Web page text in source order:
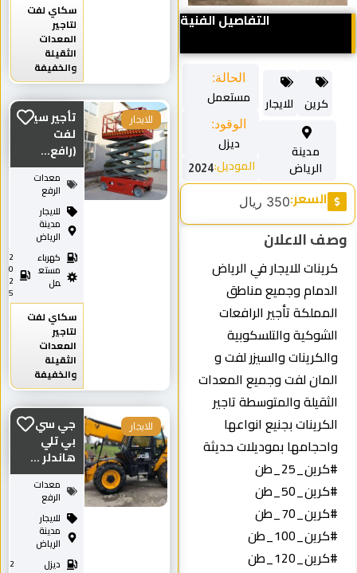
التفاصيل الفنية
الحالة:
مستعمل
الوقود:
ديزل
الموديل:2024
مدينة
الرياض
كرين للايجار
السعر:350 ريال
وصف الاعلان
كرينات للايجار في الرياض
الدمام وجميع مناطق
المملكة تأجير الرافعات
الشوكية والتلسكوبية
والكرينات والسيزر لفت و
المان لفت وجميع المعدات
الثقيلة والمتوسطة تاجير
الكرينات بجنيع انواعها
واحجامها بموديلات حديثة
#كرين_25_طن
#كرين_50_طن
#كرين_70_طن
#كرين_100_طن
#كرين_120_طن
سكاي لفت
لتاجير
المعدات
الثقيلة
والخفيفة
تأجير سيزر
لفت
(رافع...
معدات
الرفع
للايجار
مدينة
الرياض
كهرباء
مستع
مل
سكاي لفت
لتاجير
المعدات
الثقيلة
والخفيفة
للايجار
جي سي
بي تلي
هاندلر ...
معدات
الرفع
للايجار
مدينة
الرياض
ديزل
للايجار